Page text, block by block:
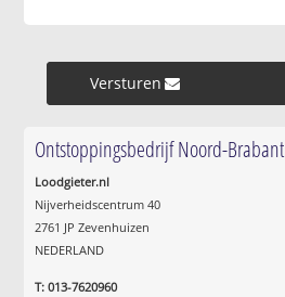
Versturen »
Ontstoppingsbedrijf Noord-Brabant
Loodgieter.nl
Nijverheidscentrum 40
2761 JP Zevenhuizen
NEDERLAND
T: 013-7620960